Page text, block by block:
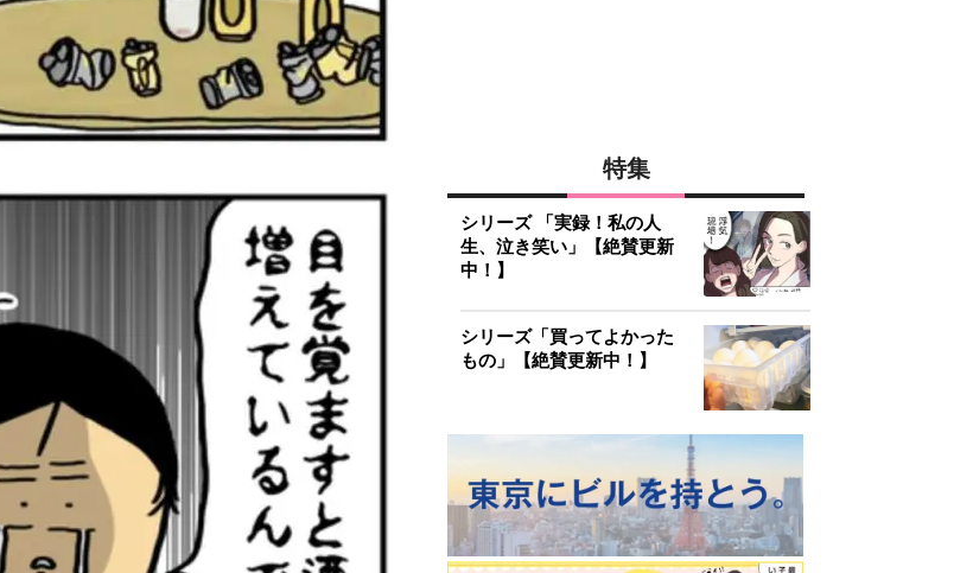
特集
シリーズ 「実録！私の人
生、泣き笑い」【絶賛更新
中！】
シリーズ「買ってよかった
もの」【絶賛更新中！】